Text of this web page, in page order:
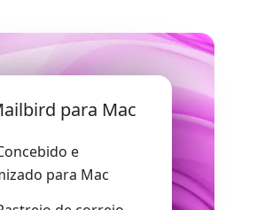
para Mac
e
para Mac